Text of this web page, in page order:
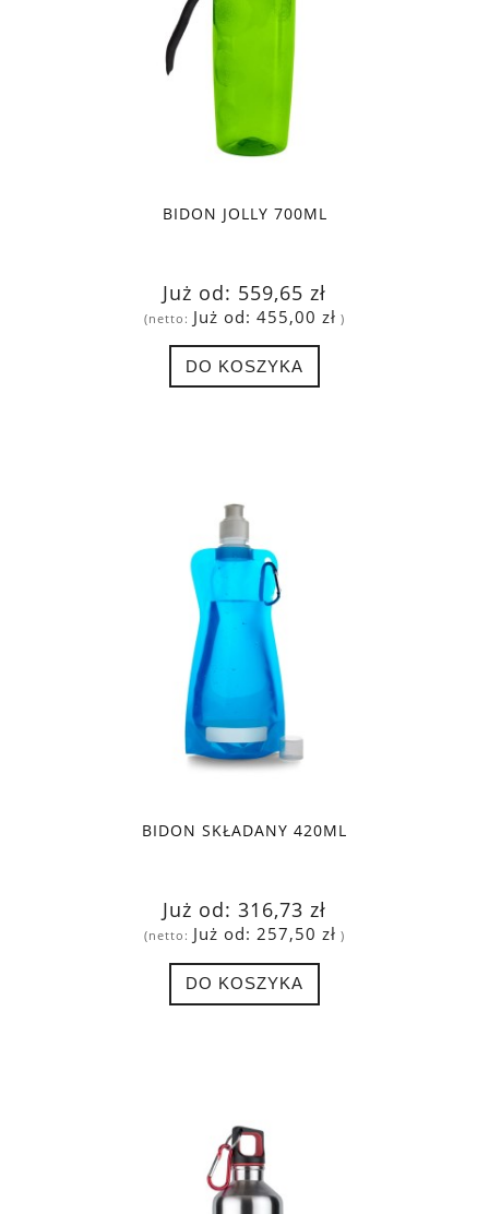
BIDON JOLLY 700ML
Już od: 559,65 zł
(netto: Już od: 455,00 zł )
DO KOSZYKA
BIDON SKŁADANY 420ML
Już od: 316,73 zł
(netto: Już od: 257,50 zł )
DO KOSZYKA